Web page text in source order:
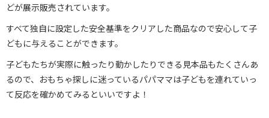
どが展示販売されています。
すべて独自に設定した安全基準をクリアした商品なので安心して子
どもに与えることができます。
子どもたちが実際に触ったり動かしたりできる見本品もたくさんあ
るので、おもちゃ探しに迷っているパパママは子どもを連れていっ
て反応を確かめてみるといいですよ！